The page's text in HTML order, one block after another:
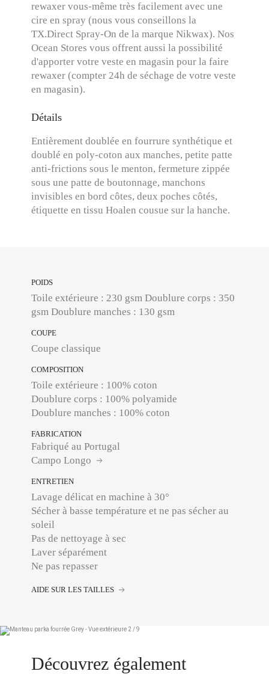
rewaxer vous-même très facilement avec une
cire en spray (nous vous conseillons la
TX.Direct Spray-On de la marque Nikwax). Nos
Ocean Stores vous offrent aussi la possibilité
d'apporter votre veste en magasin pour la faire
rewaxer (compter 24h de séchage de votre veste
en magasin).
Détails
Entièrement doublée en fourrure synthétique et
doublé en poly-coton aux manches, petite patte
anti-frictions sous le menton, fermeture zippée
sous une patte de boutonnage, manchons
invisibles en bord côtes, deux poches côtés,
étiquette en tissu Hoalen cousue sur la hanche.
POIDS
Toile extérieure : 230 gsm Doublure corps : 350
gsm Doublure manches : 130 gsm
COUPE
Coupe classique
COMPOSITION
Toile extérieure : 100% coton
Doublure corps : 100% polyamide
Doublure manches : 100% coton
FABRICATION
Fabriqué au Portugal
Campo Longo
ENTRETIEN
Lavage délicat en machine à 30°
Sécher à basse température et ne pas sécher au
soleil
Pas de nettoyage à sec
Laver séparément
AIDE SUR LES TAILLES
Découvrez également